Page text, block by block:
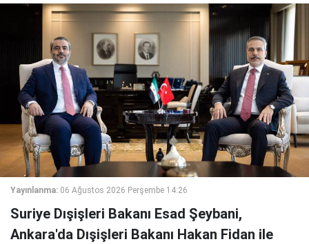
Yayınlanma: 06 Ağustos 2026 Perşembe 14:26
Suriye Dışişleri Bakanı Esad Şeybani,
Ankara'da Dışişleri Bakanı Hakan Fidan ile